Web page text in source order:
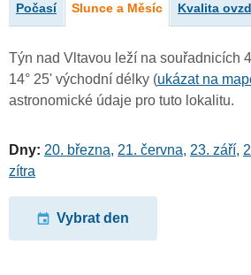
Počasí Slunce a Měsíc Kvalita
Týn nad Vltavou leží na souřadnicích
14° 25' východní délky (ukázat na
astronomické údaje pro tuto lokalitu.
Dny: 20. března, 21. června, 23. září,
zítra
Vybrat den